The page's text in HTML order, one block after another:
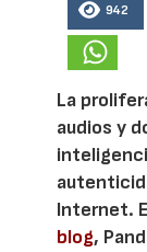
942
La
audios y
Internet.
blog,